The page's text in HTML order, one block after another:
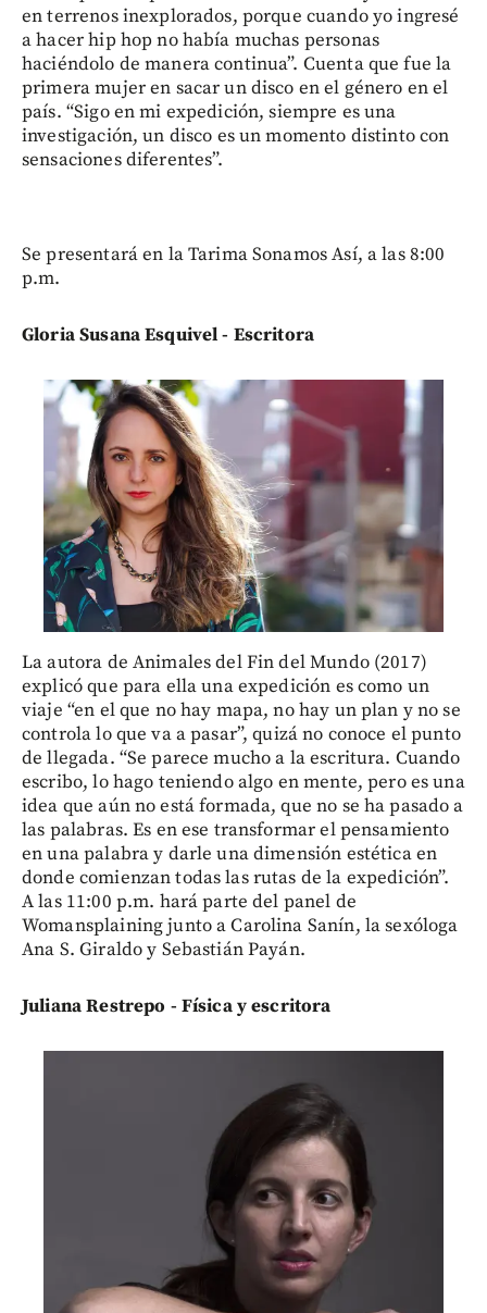
en terrenos inexplorados, porque cuando yo ingresé
a hacer hip hop no había muchas personas
haciéndolo de manera continua”. Cuenta que fue la
primera mujer en sacar un disco en el género en el
país. “Sigo en mi expedición, siempre es una
investigación, un disco es un momento distinto con
sensaciones diferentes”.
Se presentará en la Tarima Sonamos Así, a las 8:00
p.m.
Gloria Susana Esquivel - Escritora
La autora de Animales del Fin del Mundo (2017)
explicó que para ella una expedición es como un
viaje “en el que no hay mapa, no hay un plan y no se
controla lo que va a pasar”, quizá no conoce el punto
de llegada. “Se parece mucho a la escritura. Cuando
escribo, lo hago teniendo algo en mente, pero es una
idea que aún no está formada, que no se ha pasado a
las palabras. Es en ese transformar el pensamiento
en una palabra y darle una dimensión estética en
donde comienzan todas las rutas de la expedición”.
A las 11:00 p.m. hará parte del panel de
Womansplaining junto a Carolina Sanín, la sexóloga
Ana S. Giraldo y Sebastián Payán.
Juliana Restrepo - Física y escritora